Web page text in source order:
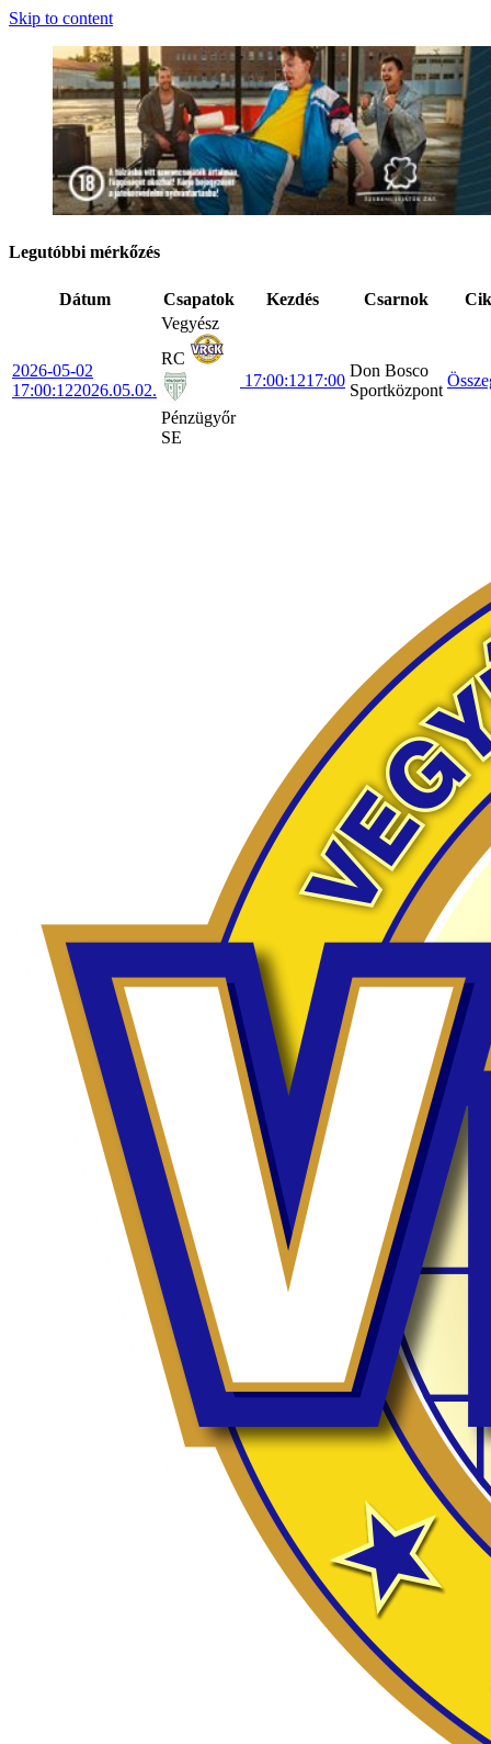
Skip to content
Legutóbbi mérkőzés
Dátum Csapatok Kezdés Csarnok
2026-05-02
17:00:122026.05.02.
Vegyész
RC
Pénzügyőr
SE
17:00:1217:00
Don Bosco
Sportközpont